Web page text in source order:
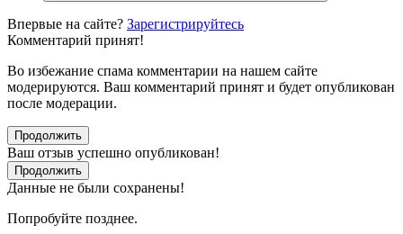
Впервые на сайте? Зарегистрируйтесь
Комментарий принят!
Во избежание спама комментарии на нашем сайте
модерируются. Ваш комментарий принят и будет опубликован
после модерации.
Продолжить
Ваш отзыв успешно опубликован!
Продолжить
Данные не были сохранены!
Попробуйте позднее.